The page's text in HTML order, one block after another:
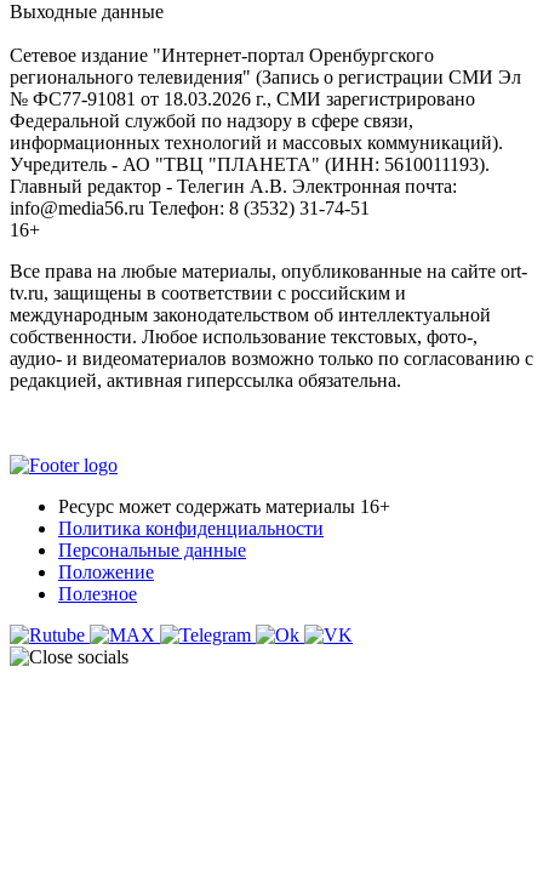
Выходные данные
Сетевое издание "Интернет-портал Оренбургского
регионального телевидения" (Запись о регистрации СМИ Эл
№ ФС77-91081 от 18.03.2026 г., СМИ зарегистрировано
Федеральной службой по надзору в сфере связи,
информационных технологий и массовых коммуникаций).
Учредитель - АО "ТВЦ "ПЛАНЕТА" (ИНН: 5610011193).
Главный редактор - Телегин А.В. Электронная почта:
info@media56.ru Телефон: 8 (3532) 31-74-51
16+
Все права на любые материалы, опубликованные на сайте ort-
tv.ru, защищены в соответствии с российским и
международным законодательством об интеллектуальной
собственности. Любое использование текстовых, фото-,
аудио- и видеоматериалов возможно только по согласованию с
редакцией, активная гиперссылка обязательна.
Ресурс может содержать материалы 16+
Политика конфиденциальности
Персональные данные
Положение
Полезное